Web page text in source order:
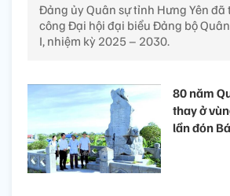
Đảng ủy Quân sự tỉnh Hưng Yên đã
công Đại hội đại biểu Đảng bộ
I, nhiệm kỳ 2025 – 2030.
80 năm
thay ở
lần đón